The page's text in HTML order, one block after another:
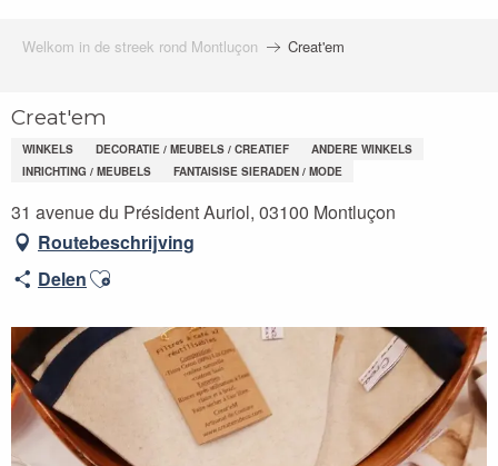
Welkom in de streek rond Montluçon Creat'em
Creat'em
WINKELS DECORATIE / MEUBELS / CREATIEF
ANDERE WINKELS
INRICHTING / MEUBELS
FANTAISISE SIERADEN / MODE
31 avenue du Président Auriol, 03100 Montluçon
Routebeschrijving
DelenAjouter aux favoris